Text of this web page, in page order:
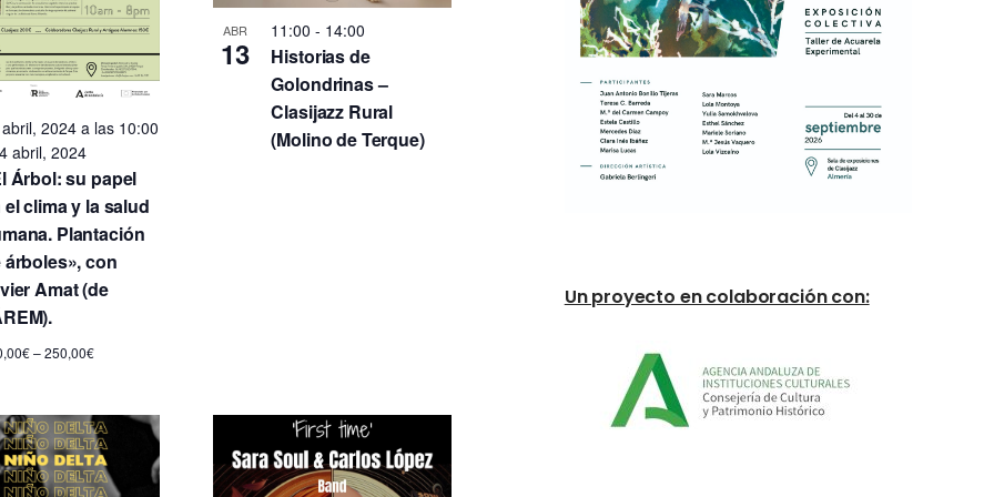
2024 a las 10:00
abril, 2024
Árbol: su papel
el clima y la salud
Plantación
árboles», con
Amat (de
– 250,00€
ABR
13
11:00- 14:00
Historias de
Golondrinas –
Clasijazz Rural
(Molino de Terque)
Un proyecto en colaboración con: